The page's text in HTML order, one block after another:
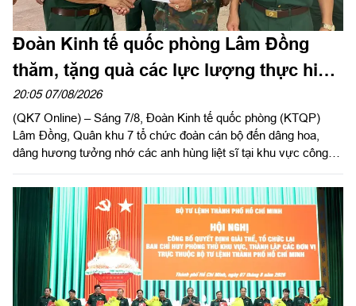
Đoàn Kinh tế quốc phòng Lâm Đồng
thăm, tặng quà các lực lượng thực hiện
nhiệm vụ tìm kiếm, quy tập hài cốt liệt sĩ
20:05 07/08/2026
(QK7 Online) – Sáng 7/8, Đoàn Kinh tế quốc phòng (KTQP)
Lâm Đồng, Quân khu 7 tổ chức đoàn cán bộ đến dâng hoa,
dâng hương tưởng nhớ các anh hùng liệt sĩ tại khu vực công
Đồng Nai do Thượng tá Đinh Nho Hùng, Đoàn trưởng Đoàn
KTQP Lâm Đồng làm trưởng đoàn.